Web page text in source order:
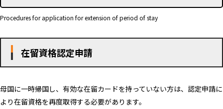
Procedures for application for extension of period of stay
在留資格認定申請
母国に一時帰国し、有効な在留カードを持っていない方は、認定申請に
より在留資格を再度取得する必要があります。